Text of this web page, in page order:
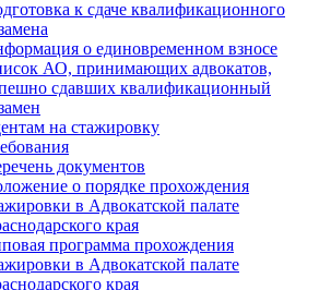
к сдаче квалификационного
о единовременном взносе
АО, принимающих адвокатов,
сдавших квалификационный
на стажировку
документов
о порядке прохождения
в Адвокатской палате
края
программа прохождения
в Адвокатской палате
края